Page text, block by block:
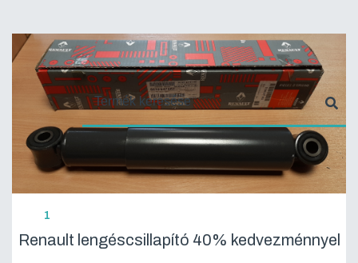
1
Renault lengéscsillapító 40% kedvezménnyel